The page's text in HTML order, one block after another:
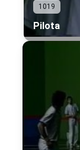
1019
Pilota